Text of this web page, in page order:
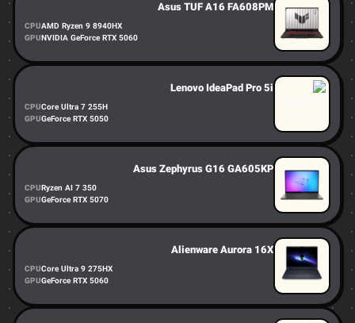
Asus TUF A16 FA608PM
CPUAMD Ryzen 9 8940HX
GPUNVIDIA GeForce RTX 5060
Lenovo IdeaPad Pro 5i
CPUCore Ultra 7 255H
GPUGeForce RTX 5050
Asus Zephyrus G16 GA605KP
CPURyzen AI 7 350
GPUGeForce RTX 5070
Alienware Aurora 16X
CPUCore Ultra 9 275HX
GPUGeForce RTX 5060